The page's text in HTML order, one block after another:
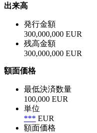
出来高
発行金額
300,000,000 EUR
残高金額
300,000,000 EUR
額面価格
最低決済数量
100,000 EUR
単位
*** EUR
額面価格